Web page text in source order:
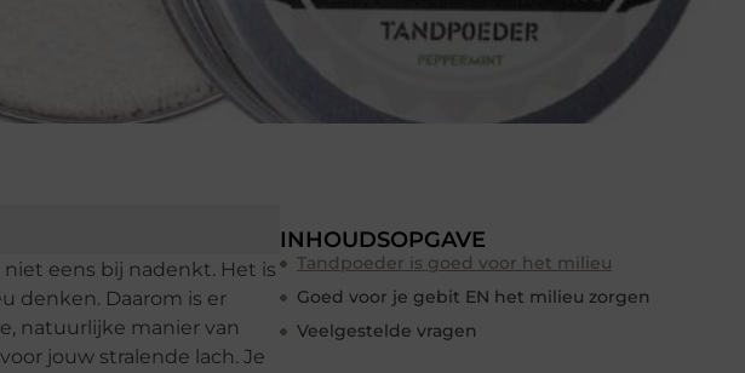
eens bij nadenkt. Het is
denken. Daarom is er
natuurlijke manier van
jouw stralende lach. Je
INHOUDSOPGAVE
Tandpoeder is goed voor het milieu
Goed voor je gebit EN het milieu zorgen
Veelgestelde vragen